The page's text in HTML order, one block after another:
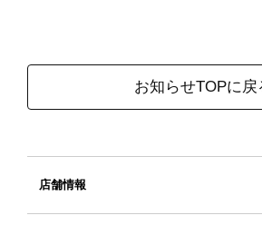
お知らせTOPに戻
店舗情報